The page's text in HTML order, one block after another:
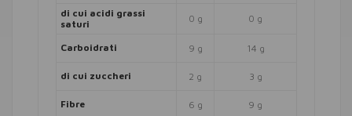
di cui acidi grassi
saturi
0 g 0 g
Carboidrati 9 g 14 g
di cui zuccheri 2 g 3 g
Fibre 6 g 9 g